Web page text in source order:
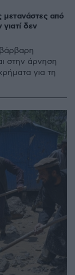
μετανάστες από
δεν
στην άρνηση
για τη